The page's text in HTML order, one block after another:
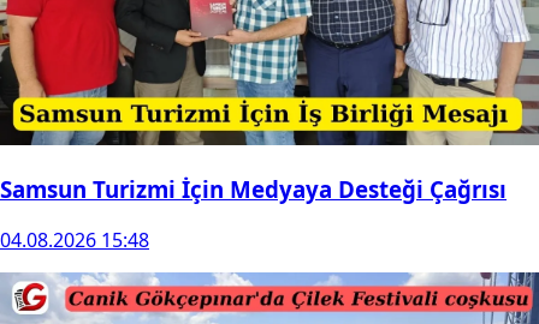
Samsun Turizmi İçin Medyaya Desteği Çağrısı
04.08.2026 15:48